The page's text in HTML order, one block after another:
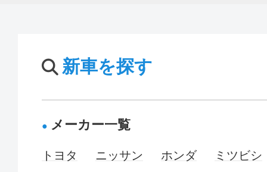
新車を探す
メーカー一覧
トヨタ ニッサン ホンダ
ミツビシ